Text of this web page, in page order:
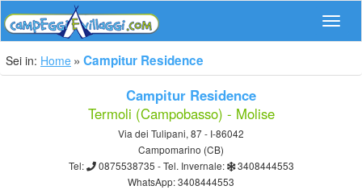
Sei in: Home Campitur Residence
Campitur Residence
Termoli (Campobasso) - Molise
Via dei Tulipani, 87 - I-86042
Campomarino (CB)
Tel:
0875538735 - Tel. Invernale:
3408444553
WhatsApp:3408444553